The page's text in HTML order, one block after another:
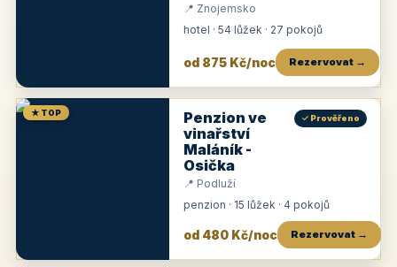
📍 Znojemsko
hotel · 54 lůžek · 27 pokojů
od 875 Kč/noc Rezervovat →
★ TOP
Penzion ve
vinařství
Maláník -
Osička
✓ Prověřeno
📍 Podluží
penzion · 15 lůžek · 4 pokojů
od 480 Kč/noc Rezervovat →